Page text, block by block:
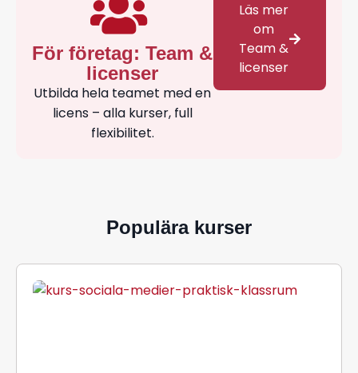
För företag: Team &
licenser
Utbilda hela teamet med en
licens – alla kurser, full
flexibilitet.
Läs mer
om
Team &
licenser
Populära kurser